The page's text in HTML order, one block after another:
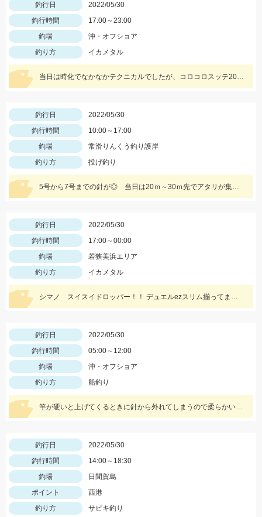
釣行日
2022/05/30
釣行時間
17:00～23:00
釣場
沖・オフショア
釣り方
イカメタル
当日は時化でなかなかテクニカルでしたが、コロコロスッテ20号でコンスタントに釣る事が出来ました！
釣行日
2022/05/30
釣行時間
10:00～17:00
釣場
常滑りんくう釣り護岸
釣り方
投げ釣り
5号から7号までの針が◎ 当日は20ｍ～30ｍ先でアタリが集中しました!! 浜翔!!!感度ヨシ！！軽さ抜群！！
釣行日
2022/05/30
釣行時間
17:00～00:00
釣場
若狭美浜エリア
釣り方
イカメタル
シマノ スイスイドロッパー！！ デュエルezスリム揃ってます！！
釣行日
2022/05/30
釣行時間
05:00～12:00
釣場
沖・オフショア
釣り方
船釣り
竿が硬いと上げてくるときに針から外れてしまうので柔らかい竿がおススメです！
釣行日
2022/05/30
釣行時間
14:00～18:30
釣場
日間賀島
ポイント
西港
釣り方
サビキ釣り